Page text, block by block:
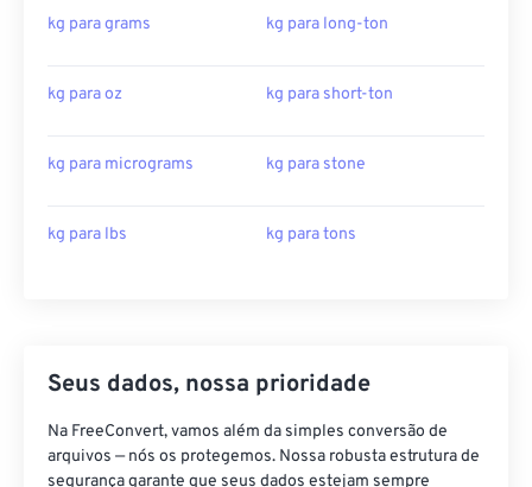
kg para grams kg para long-ton
kg para oz kg para short-ton
kg para micrograms kg para stone
kg para lbs kg para tons
Seus dados, nossa prioridade
Na FreeConvert, vamos além da simples conversão de
arquivos — nós os protegemos. Nossa robusta estrutura de
segurança garante que seus dados estejam sempre